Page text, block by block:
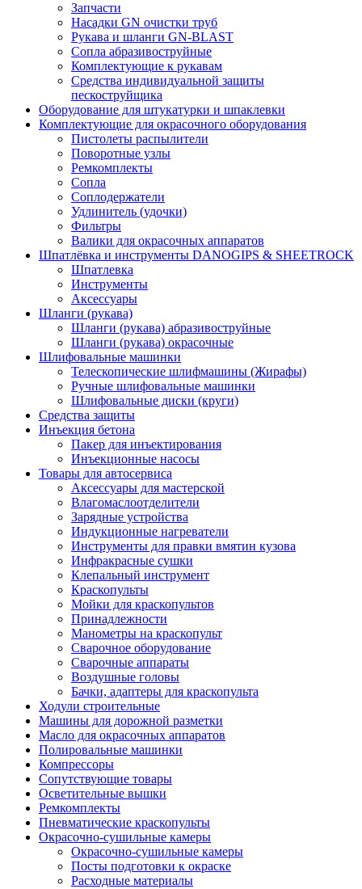
Запчасти
Насадки GN очистки труб
Рукава и шланги GN-BLAST
Сопла абразивоструйные
Комплектующие к рукавам
Средства индивидуальной защиты
пескоструйщика
Оборудование для штукатурки и шпаклевки
Комплектующие для окрасочного оборудования
Пистолеты распылители
Поворотные узлы
Ремкомплекты
Сопла
Соплодержатели
Удлинитель (удочки)
Фильтры
Валики для окрасочных аппаратов
Шпатлёвка и инструменты DANOGIPS & SHEETROCK
Шпатлевка
Инструменты
Аксессуары
Шланги (рукава)
Шланги (рукава) абразивоструйные
Шланги (рукава) окрасочные
Шлифовальные машинки
Телескопические шлифмашины (Жирафы)
Ручные шлифовальные машинки
Шлифовальные диски (круги)
Средства защиты
Инъекция бетона
Пакер для инъектирования
Инъекционные насосы
Товары для автосервиса
Аксессуары для мастерской
Влагомаслоотделители
Зарядные устройства
Индукционные нагреватели
Инструменты для правки вмятин кузова
Инфракрасные сушки
Клепальный инструмент
Краскопульты
Мойки для краскопультов
Принадлежности
Манометры на краскопульт
Сварочное оборудование
Сварочные аппараты
Воздушные головы
Бачки, адаптеры для краскопульта
Ходули строительные
Машины для дорожной разметки
Масло для окрасочных аппаратов
Полировальные машинки
Компрессоры
Сопутствующие товары
Осветительные вышки
Ремкомплекты
Пневматические краскопульты
Окрасочно-сушильные камеры
Окрасочно-сушильные камеры
Посты подготовки к окраске
Расходные материалы